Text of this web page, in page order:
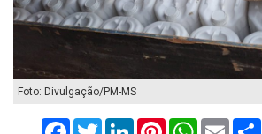
Foto: Divulgação/PM-MS
FacebookTwitterLinkedInPinterestWhatsApp
Email